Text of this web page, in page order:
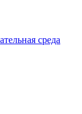
среда